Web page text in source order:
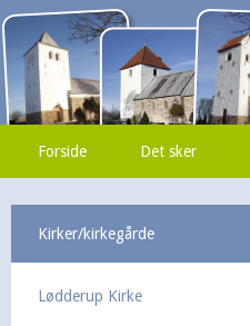
Forside Det sker
Kirker/kirkegårde
Lødderup Kirke